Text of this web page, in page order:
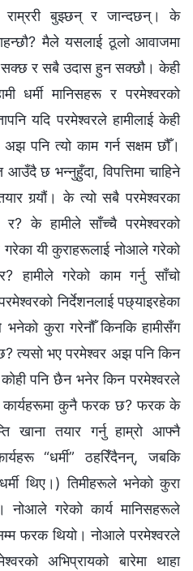
राम्ररी बुझ्छन् र जान्दछन्। के
मैले यसलाई ठूलो आवाजमा
र सबै उदास हुन सक्छौ। केही
धर्मी मानिसहरू र परमेश्‍वरको
यदि परमेश्‍वरले हामीलाई केही
पनि त्यो काम गर्न सक्षम छौँ।
आउँदै छ भन्‍नुहुँदा, विपत्तिमा चाहिने
गर्‍यौं। के त्यो सबै परमेश्‍वरका
र? के हामीले साँच्चै परमेश्‍वरको
गरेका यी कुराहरूलाई नोआले गरेको
हामीले गरेको काम गर्नु साँचो
निर्देशनलाई पछ्याइरहेका
कुरा गरेनौँ किनकि हामीसँग
त्यसो भए परमेश्‍वर अझ पनि किन
कोही पनि छैन भनेर किन परमेश्‍वरले
कार्यहरूमा कुनै फरक छ? फरक के
खाना तयार गर्नु हाम्रो आफ्नै
“धर्मी” ठहरिँदैनन्, जबकि
थिए।) तिमीहरूले भनेको कुरा
नोआले गरेको कार्य मानिसहरूले
फरक थियो। नोआले परमेश्‍वरले
अभिप्रायको बारेमा थाहा